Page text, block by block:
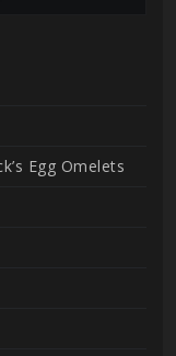
Egg Omelets